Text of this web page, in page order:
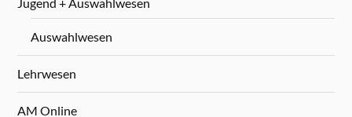
Auswahlwesen
Lehrwesen
AM Online